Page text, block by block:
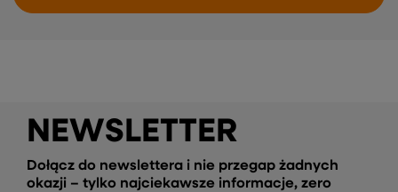
NEWSLETTER
Dołącz do newslettera i nie przegap żadnych
okazji – tylko najciekawsze informacje, zero